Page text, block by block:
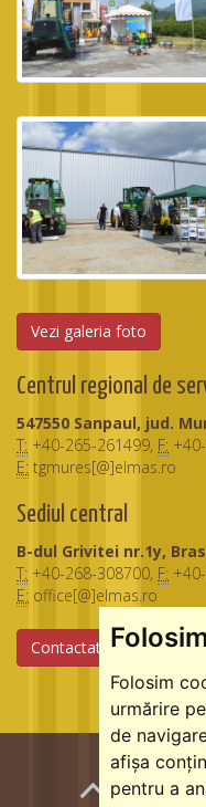
Folosim
urmărire
de
afișa
pentru a
Vezi galeria foto
Centrul regional de
547550 Sanpaul, jud.
T: +40-265-261499, F:
E: tgmures[@]elmas.ro
Sediul central
B-dul Grivitei nr.1y,
T: +40-268-308700, F:
E: office[@]elmas.ro
Contactati-ne
1234.ro